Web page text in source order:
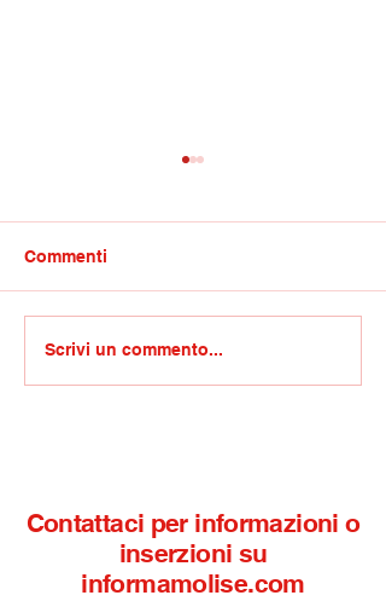
Competenze non
Commenti
Scrivi un commento...
Contattaci per informazioni o
inserzioni su
informamolise.com